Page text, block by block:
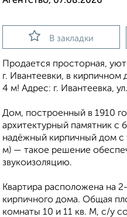
В закладки
Продается просторная,
г. Ивантеевки, в
4 м! Адрес: г. Ивантеевка,
Дом, построенный в 1910
архитектурный памятник с
надёжный кирпичный дом с
м) — такое решение
звукоизоляцию.
Квартира расположена на
кирпичного дома. Общая
комнаты 10 и 11 кв. М, с/у